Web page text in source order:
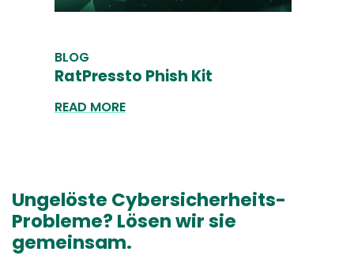
BLOG
RatPressto Phish Kit
READ MORE
Ungelöste Cybersicherheits-
Probleme? Lösen wir sie
gemeinsam.